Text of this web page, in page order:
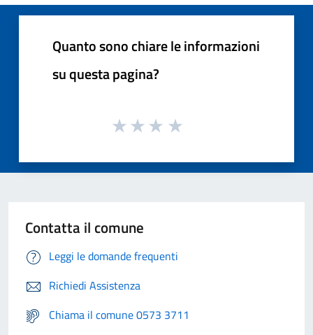
Quanto sono chiare le informazioni
su questa pagina?
Contatta il comune
Leggi le domande frequenti
Richiedi Assistenza
Chiama il comune 0573 3711